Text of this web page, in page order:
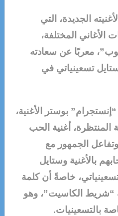
الجديدة، التي
المختلفة،
معربًا عن سعادته
تسعينياتي في
بوستر الأغنية،
المنتظرة، أغنية الحب
الجمهور مع
بالأغنية وستايل
خاصةً أن كلمة
“شريط الكاسيت”، وهو
بالتسعينيات.